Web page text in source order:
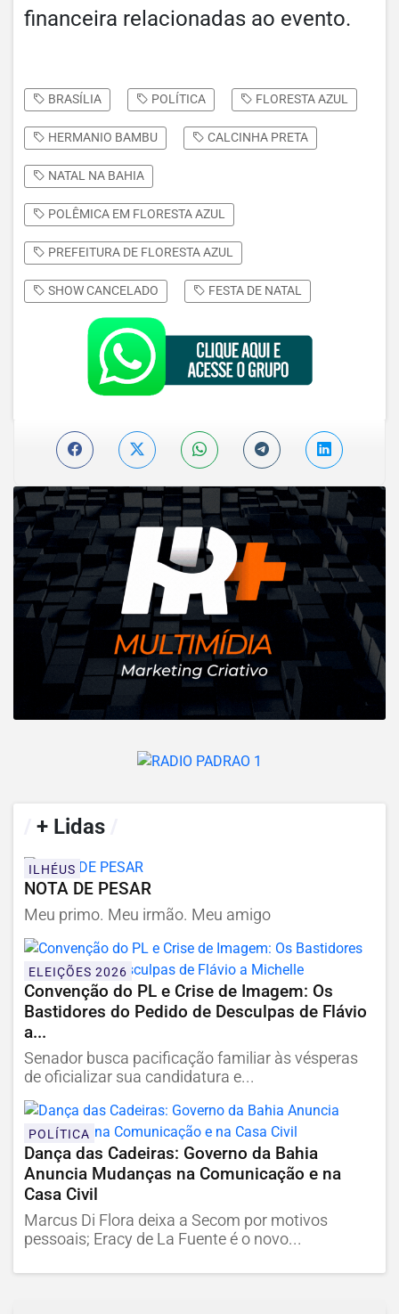
financeira relacionadas ao evento.
BRASÍLIA POLÍTICA FLORESTA AZUL
HERMANIO BAMBU CALCINHA PRETA
NATAL NA BAHIA
POLÊMICA EM FLORESTA AZUL
PREFEITURA DE FLORESTA AZUL
SHOW CANCELADO FESTA DE NATAL
+ Lidas
ILHÉUS
NOTA DE PESAR
Meu primo. Meu irmão. Meu amigo
ELEIÇÕES 2026
Convenção do PL e Crise de Imagem: Os
Bastidores do Pedido de Desculpas de Flávio
a...
Senador busca pacificação familiar às vésperas
de oficializar sua candidatura e...
POLÍTICA
Dança das Cadeiras: Governo da Bahia
Anuncia Mudanças na Comunicação e na
Casa Civil
Marcus Di Flora deixa a Secom por motivos
pessoais; Eracy de La Fuente é o novo...